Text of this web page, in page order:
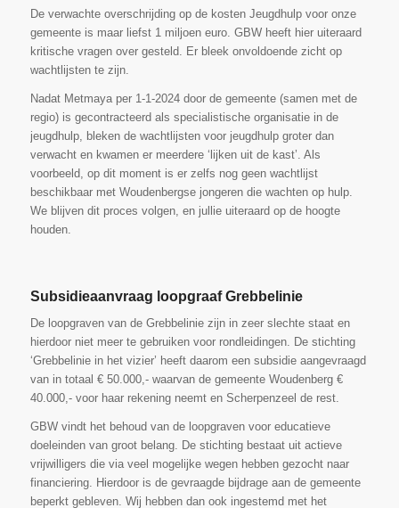
De verwachte overschrijding op de kosten Jeugdhulp voor onze
gemeente is maar liefst 1 miljoen euro. GBW heeft hier uiteraard
kritische vragen over gesteld. Er bleek onvoldoende zicht op
wachtlijsten te zijn.
Nadat Metmaya per 1-1-2024 door de gemeente (samen met de
regio) is gecontracteerd als specialistische organisatie in de
jeugdhulp, bleken de wachtlijsten voor jeugdhulp groter dan
verwacht en kwamen er meerdere ‘lijken uit de kast’. Als
voorbeeld, op dit moment is er zelfs nog geen wachtlijst
beschikbaar met Woudenbergse jongeren die wachten op hulp.
We blijven dit proces volgen, en jullie uiteraard op de hoogte
houden.
Subsidieaanvraag loopgraaf Grebbelinie
De loopgraven van de Grebbelinie zijn in zeer slechte staat en
hierdoor niet meer te gebruiken voor rondleidingen. De stichting
‘Grebbelinie in het vizier’ heeft daarom een subsidie aangevraagd
van in totaal € 50.000,- waarvan de gemeente Woudenberg €
40.000,- voor haar rekening neemt en Scherpenzeel de rest.
GBW vindt het behoud van de loopgraven voor educatieve
doeleinden van groot belang. De stichting bestaat uit actieve
vrijwilligers die via veel mogelijke wegen hebben gezocht naar
financiering. Hierdoor is de gevraagde bijdrage aan de gemeente
beperkt gebleven. Wij hebben dan ook ingestemd met het